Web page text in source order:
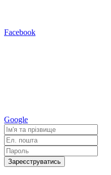
Facebook
Google
Зареєструватись